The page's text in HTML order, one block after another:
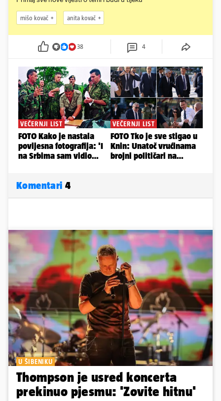
mišo kovač anita kovač
38 4
Komentari 4
U ŠIBENIKU
Thompson je usred koncerta
prekinuo pjesmu: 'Zovite hitnu'